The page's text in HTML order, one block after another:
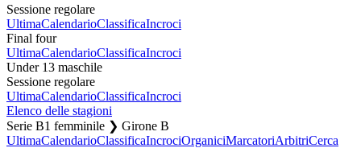
Sessione regolare
UltimaCalendarioClassificaIncroci
Final four
UltimaCalendarioClassificaIncroci
Under 13 maschile
Sessione regolare
UltimaCalendarioClassificaIncroci
Elenco delle stagioni
Serie B1 femminile ❯ Girone B
UltimaCalendarioClassificaIncrociOrganiciMarcatoriArbitriCerca